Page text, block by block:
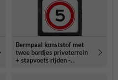
Bermpaal kunststof met
twee bordjes priveterrein
+ stapvoets rijden -